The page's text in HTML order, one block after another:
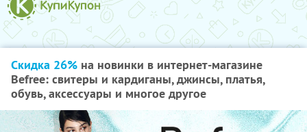
Скидка 26% на новинки в интернет-магазине
Befree: свитеры и кардиганы, джинсы, платья,
обувь, аксессуары и многое другое